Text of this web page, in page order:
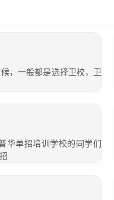
，一般都是选择卫校，卫
华单招培训学校的同学们